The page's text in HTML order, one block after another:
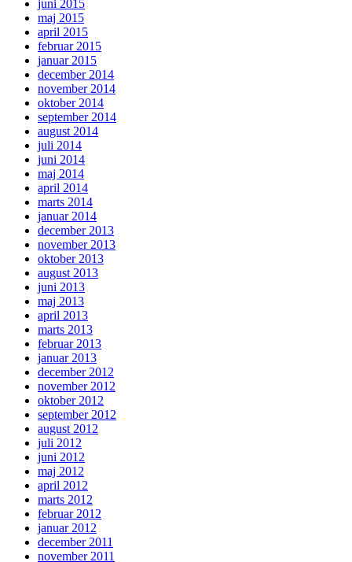
juni 2015
maj 2015
april 2015
februar 2015
januar 2015
december 2014
november 2014
oktober 2014
september 2014
august 2014
juli 2014
juni 2014
maj 2014
april 2014
marts 2014
januar 2014
december 2013
november 2013
oktober 2013
august 2013
juni 2013
maj 2013
april 2013
marts 2013
februar 2013
januar 2013
december 2012
november 2012
oktober 2012
september 2012
august 2012
juli 2012
juni 2012
maj 2012
april 2012
marts 2012
februar 2012
januar 2012
december 2011
november 2011